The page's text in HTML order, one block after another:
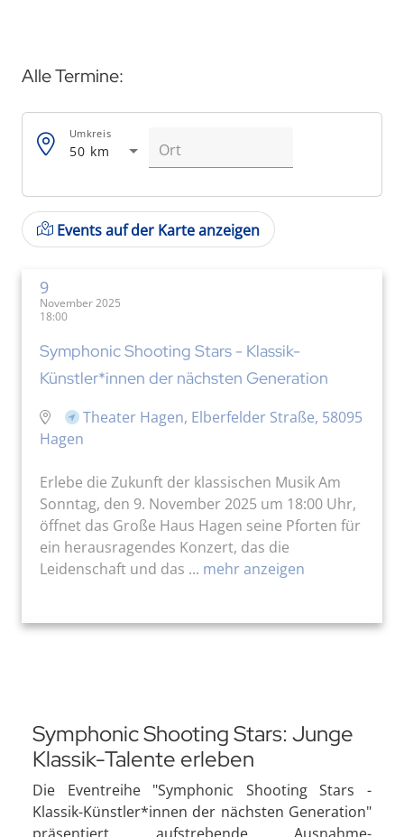
Alle Termine:
50 km
Umkreis
Events auf der Karte anzeigen
9
November 2025
18:00
Symphonic Shooting Stars - Klassik-
Künstler*innen der nächsten Generation
Theater Hagen, Elberfelder Straße, 58095
Hagen
Erlebe die Zukunft der klassischen Musik Am
Sonntag, den 9. November 2025 um 18:00 Uhr,
öffnet das Große Haus Hagen seine Pforten für
ein herausragendes Konzert, das die
Leidenschaft und das ... mehr anzeigen
Symphonic Shooting Stars: Junge
Klassik-Talente erleben
Die Eventreihe "Symphonic Shooting Stars -
Klassik-Künstler*innen der nächsten Generation"
präsentiert aufstrebende Ausnahme-